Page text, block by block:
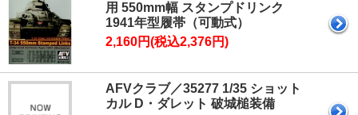
用 550mm幅 スタンプドリンク
1941年型履帯（可動式）
2,160円(税込2,376円)
AFVクラブ／35277 1/35 ショット
カル D・ダレット 破城槌装備